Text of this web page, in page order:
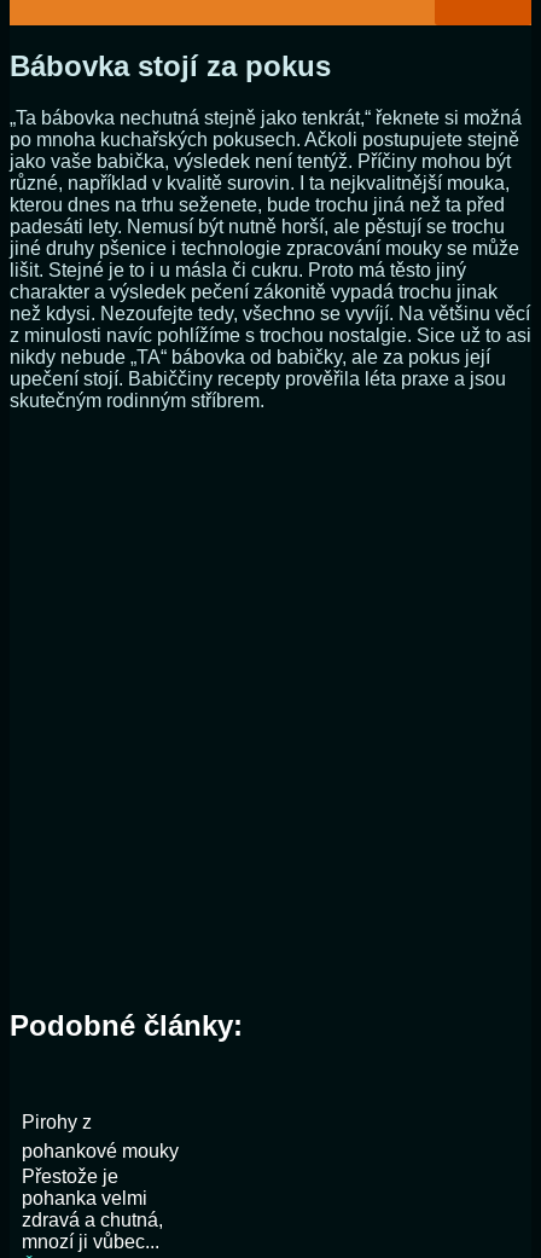
Bábovka stojí za pokus
„Ta bábovka nechutná stejně jako tenkrát,“ řeknete si možná
po mnoha kuchařských pokusech. Ačkoli postupujete stejně
jako vaše babička, výsledek není tentýž. Příčiny mohou být
různé, například v kvalitě surovin. I ta nejkvalitnější mouka,
kterou dnes na trhu seženete, bude trochu jiná než ta před
padesáti lety. Nemusí být nutně horší, ale pěstují se trochu
jiné druhy pšenice i technologie zpracování mouky se může
lišit. Stejné je to i u másla či cukru. Proto má těsto jiný
charakter a výsledek pečení zákonitě vypadá trochu jinak
než kdysi. Nezoufejte tedy, všechno se vyvíjí. Na většinu věcí
z minulosti navíc pohlížíme s trochou nostalgie. Sice už to asi
nikdy nebude „TA“ bábovka od babičky, ale za pokus její
upečení stojí. Babiččiny recepty prověřila léta praxe a jsou
skutečným rodinným stříbrem.
Podobné články:
Pirohy z
pohankové mouky
Přestože je
pohanka velmi
zdravá a chutná,
mnozí ji vůbec...